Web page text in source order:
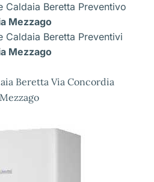
Caldaia Beretta Preventivo
Mezzago
Caldaia Beretta Preventivi
Mezzago
Beretta Via Concordia
Mezzago